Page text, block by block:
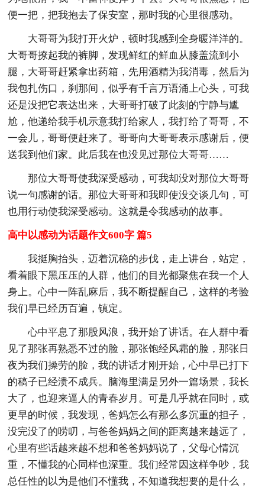
便一把，把我抱去了保安室，那时我的心里很感动。
大哥哥为我打开火炉，顿时我感到全身暖洋洋的。
大哥哥撩起我的裤脚，发现鲜红的鲜血从膝盖流到小
腿，大哥哥赶紧拿出药箱，先用酒精为我消毒，然后为
我包扎伤口，刹那间，似乎有千言万语涌上心头，可我
还是没把它表达出来，大哥哥打破了此刻的宁静与尴
尬，他递给我手机示意我打给家人，我打给了哥哥，不
一会儿，哥哥便赶来了。哥哥向大哥哥表示感谢后，便
送我到他们家。此后我在也没见过那位大哥哥……
那位大哥哥使我深受感动，可我却没对那位大哥哥
说一句感谢的话。那位大哥哥和我即使没交谈几句，可
也用行动使我深受感动。这就是令我感动的故事。
高中以感动为话题作文600字 篇5
我挺胸抬头，迈着沉稳的步伐，走上讲台，站定，
看着眼下黑压压的人群，他们的目光都聚焦在我一个人
身上。心中一阵乱麻后，我不断提醒自己，这样的考验
我们早已经历百遍，镇定。
心中平息了那股风浪，我开始了讲话。在人群中看
见了那张再熟悉不过的脸，那张饱经风霜的脸，那张日
夜为我们操劳的脸，我的讲话才刚开始，心中早已打下
的稿子已经溃不成兵。脑海里满是另外一篇场景，我长
大了，也迎来逼人的青春岁月。可是几乎就在同时，或
更早的时候，我发现，爸妈怎么有那么多沉重的担子，
没完没了的唠叨，与爸爸妈妈之间的距离越来越远了，
心里有些话越来越不想和爸爸妈妈说了，父母心情沉
重，不懂我的心同样也深重。我们经常因这样争吵，我
总任性的以为是他们不懂我，不知道我想要的是什么，